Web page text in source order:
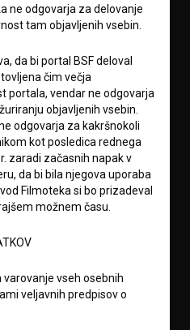
ne odgovarja za delovanje
tam objavljenih vsebin.
da bi portal BSF deloval
čim večja
portala, vendar ne odgovarja
objavljenih vsebin.
odgovarja za kakršnokoli
kot posledica rednega
zaradi začasnih napak v
da bi bila njegova uporaba
Filmoteka si bo prizadeval
možnem času.
vseh osebnih
veljavnih predpisov o